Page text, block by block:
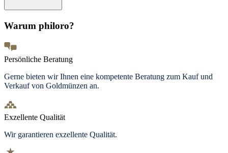
Warum philoro?
Persönliche Beratung
Gerne bieten wir Ihnen eine kompetente Beratung zum Kauf und
Verkauf von Goldmünzen an.
Exzellente Qualität
Wir garantieren exzellente Qualität.